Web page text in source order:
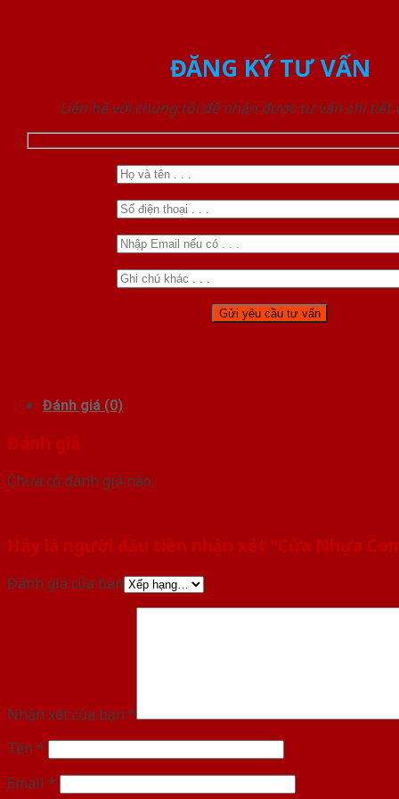
ĐĂNG KÝ TƯ VẤN
Liên hệ với chúng tôi để nhận được tư vấn chi tiết
Đánh giá (0)
Đánh giá
Chưa có đánh giá nào.
Hãy là người đầu tiên nhận xét “Cửa Nhựa
Đánh giá của bạn
Nhận xét của bạn *
Tên *
Email *